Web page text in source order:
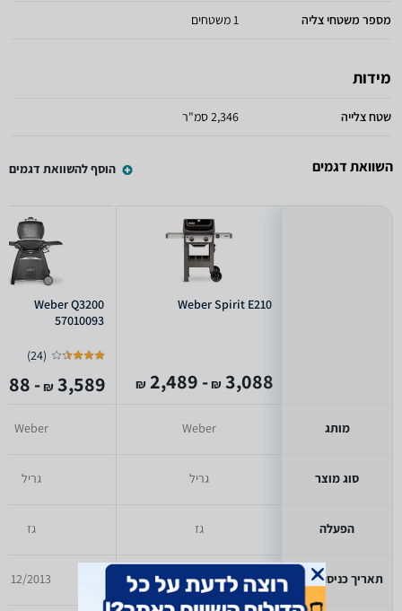
מספר משטחי צליה 1 משטחים
מידות
שטח צלייה 2,346 סמ"ר
השוואת דגמים הוסף להשוואת דגמים
מותג
סוג מוצר
הפעלה
תאריך כניסה לזאפ
Weber Spirit E210
3,088
₪
- 2,489
₪
Weber
גריל
גז
5/2008
Weber Q3200
57010093
(
24
)
3,589
₪
- 3,488
Weber
גריל
גז
12/2013